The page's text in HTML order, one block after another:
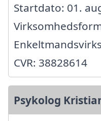
Startdato: 01.
CVR: 38828614
Psykolog